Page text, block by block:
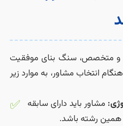
و متخصص، سنگ بنای موفقیت
انتخاب مشاور، به موارد زیر
✅ مشاور باید دارای سابقه
رشته باشد.